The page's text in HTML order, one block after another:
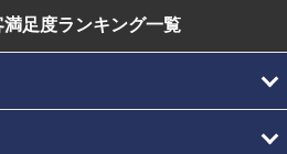
満足度ランキング一覧